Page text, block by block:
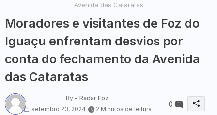
Avenida das Cataratas
Moradores e visitantes de Foz do
Iguaçu enfrentam desvios por
conta do fechamento da Avenida
das Cataratas
By - Radar Foz
setembro 23, 2024
2 Minutos de leitura
0